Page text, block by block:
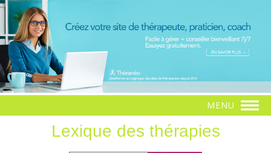
MENU
Lexique des thérapies